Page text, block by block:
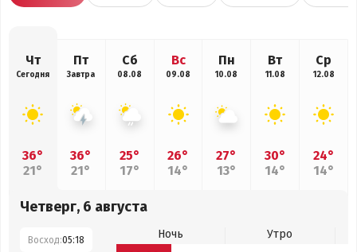
Чт
Сегодня
36°
21°
Пт
Завтра
36°
21°
Сб
08.08
25°
17°
Вс
09.08
26°
14°
Пн
10.08
27°
13°
Вт
11.08
30°
14°
Ср
12.08
24°
14°
Четверг, 6 августа
Восход:05:18 Ночь
Утро